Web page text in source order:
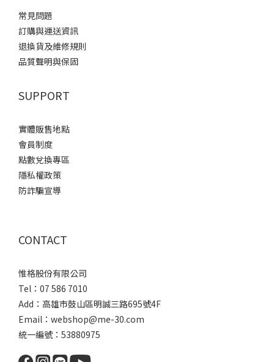
常見問題
訂購與運送資訊
退換貨及維修規則
品質聲明與保固
SUPPORT
實體販售地點
會員制度
點數兌換專區
隱私權政策
防詐騙宣導
CONTACT
惟格股份有限公司
Tel：07 586 7010
Add： 高雄市鼓山區明誠三路695號4F
Email：webshop@me-30.com
統一編號：53880975